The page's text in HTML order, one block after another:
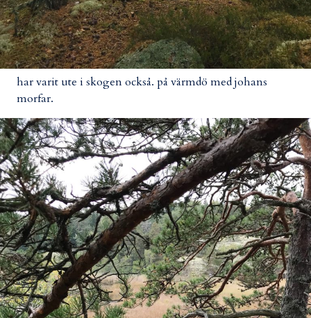
har varit ute i skogen också. på värmdö med johans
morfar.